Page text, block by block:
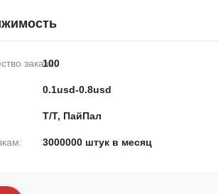
заказа:
100
0.1usd-0.8usd
Т/Т, ПайПал
3000000 штук в месяц